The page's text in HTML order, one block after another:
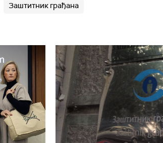
Заштитник грађана